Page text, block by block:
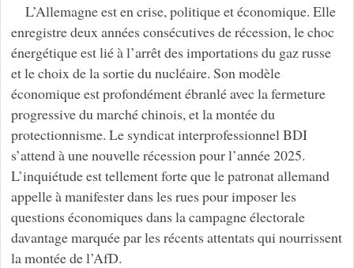
L’Allemagne est en crise, politique et économique. Elle
enregistre deux années consécutives de récession, le choc
énergétique est lié à l’arrêt des importations du gaz russe
et le choix de la sortie du nucléaire. Son modèle
économique est profondément ébranlé avec la fermeture
progressive du marché chinois, et la montée du
protectionnisme. Le syndicat interprofessionnel BDI
s’attend à une nouvelle récession pour l’année 2025.
L’inquiétude est tellement forte que le patronat allemand
appelle à manifester dans les rues pour imposer les
questions économiques dans la campagne électorale
davantage marquée par les récents attentats qui nourrissent
la montée de l’AfD.